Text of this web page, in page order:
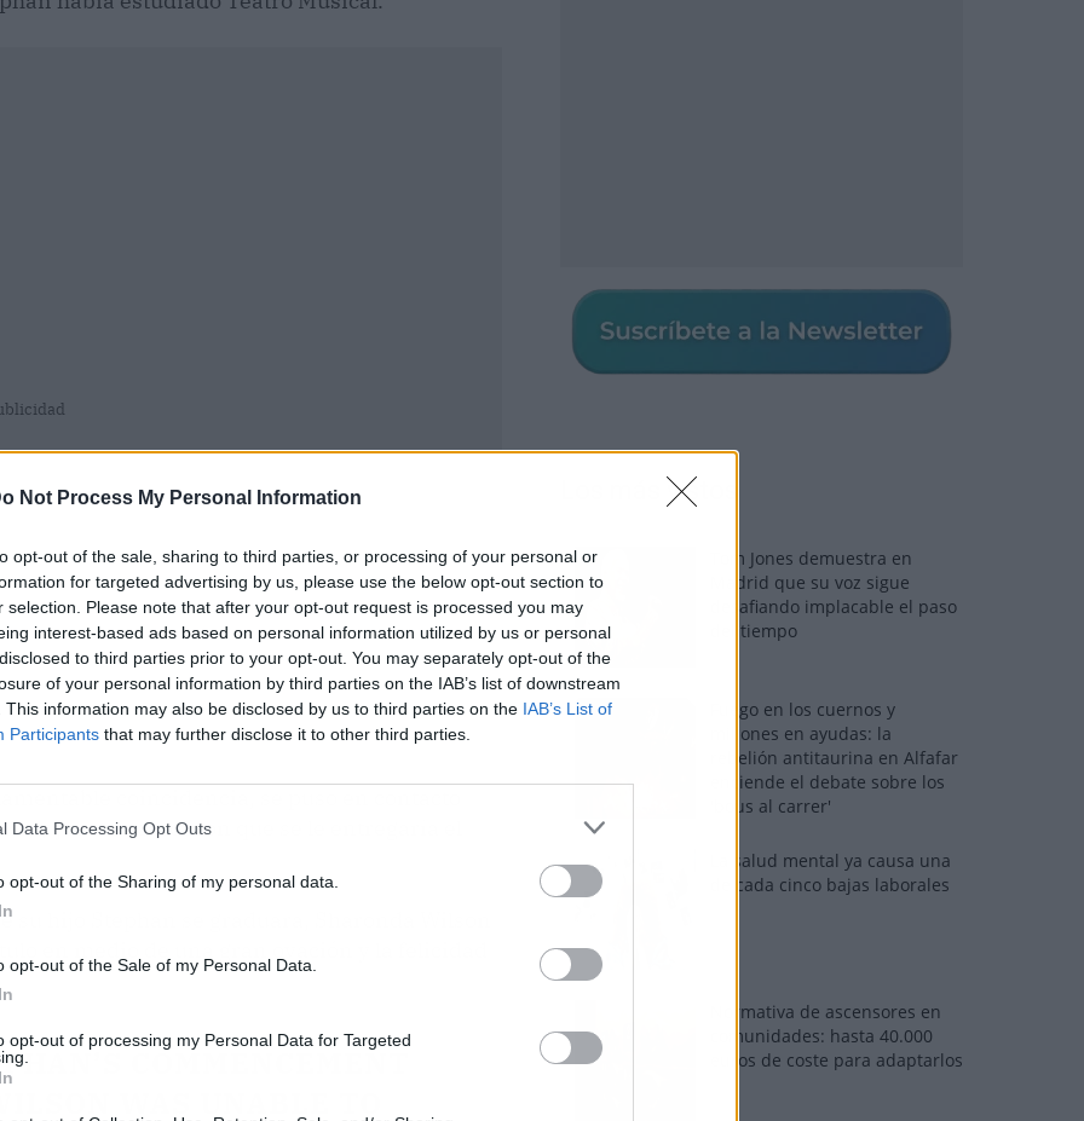
Not Process My Personal Information
opt-out of the sale, sharing to third parties, or processing of your personal or
for targeted advertising by us, please use the below opt-out section to
selection. Please note that after your opt-out request is processed you may
interest-based ads based on personal information utilized by us or personal
to third parties prior to your opt-out. You may separately opt-out of the
of your personal information by third parties on the IAB’s list of downstream
This information may also be disclosed by us to third parties on the IAB’s List of
Participants that may further disclose it to other third parties.
Data Processing Opt Outs
opt-out of the Sharing of my personal data.
opt-out of the Sale of my Personal Data.
opt-out of processing my Personal Data for Targeted
coincidencia, se puso en contacto
y juntos acordaron que se le entregaría el
hijo Stephan se graduara, Sharonda Wilson
en medio de una gran ovación y la felicidad
COMMENCEMENT
WAS UNABLE TO
Los más vistos
Tom Jones demuestra en
Madrid que su voz sigue
desafiando implacable el paso
del tiempo
Fuego en los cuernos y
millones en ayudas: la
rebelión antitaurina en Alfafar
enciende el debate sobre los
'bous al carrer'
La salud mental ya causa una
de cada cinco bajas laborales
Normativa de ascensores en
comunidades: hasta 40.000
euros de coste para adaptarlos